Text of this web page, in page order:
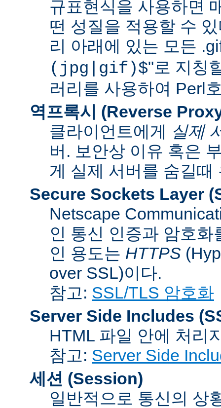
규표현식을 사용하면
떤 성질을 적용할 수
리 아래에 있는 모든
(jpg|gif)$"로 지칭
러리를 사용하여 Perl
역프록시 (Reverse
클라이언트에게 실제
버. 보안상 이유 혹은
게 실제 서버를 숨길때
Secure Sockets Layer
Netscape
인 통신 인증과 암호
인 용도는 HTTPS
over SSL)이다.
참고: SSL/TLS 암호화
Server Side Includes
HTML 파일 안에 처리
참고: Server Side
세션 (Session)
일반적으로 통신의 상